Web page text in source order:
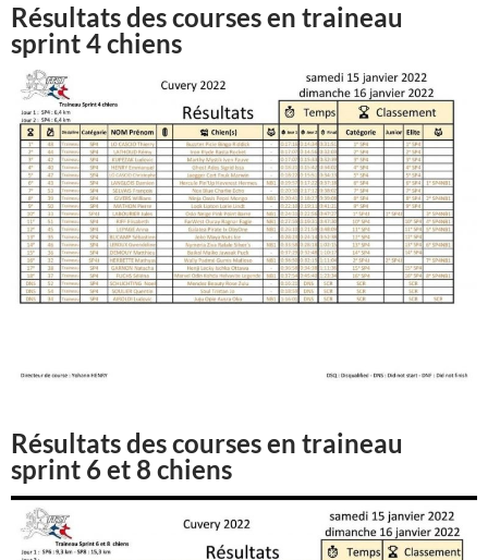
Résultats des courses en traineau
sprint 4 chiens
Résultats des courses en traineau
sprint 6 et 8 chiens